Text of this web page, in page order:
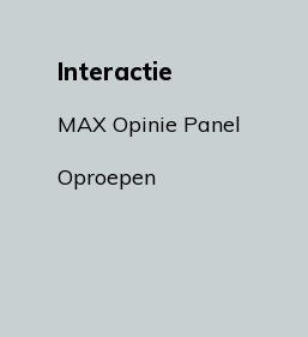
Interactie
MAX Opinie Panel
Oproepen